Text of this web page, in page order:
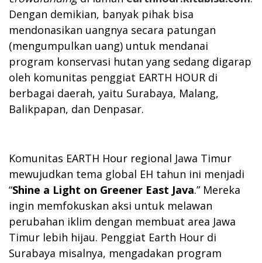
Dengan demikian, banyak pihak bisa
mendonasikan uangnya secara patungan
(mengumpulkan uang) untuk mendanai
program konservasi hutan yang sedang digarap
oleh komunitas penggiat EARTH HOUR di
berbagai daerah, yaitu Surabaya, Malang,
Balikpapan, dan Denpasar.
Komunitas EARTH Hour regional Jawa Timur
mewujudkan tema global EH tahun ini menjadi
“Shine a Light on Greener East Java.” Mereka
ingin memfokuskan aksi untuk melawan
perubahan iklim dengan membuat area Jawa
Timur lebih hijau. Penggiat Earth Hour di
Surabaya misalnya, mengadakan program